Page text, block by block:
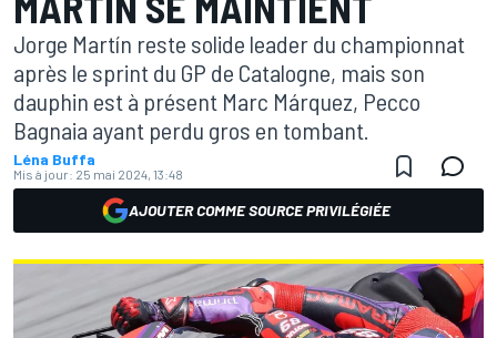
Jorge Martín reste solide leader du championnat
après le sprint du GP de Catalogne, mais son
dauphin est à présent Marc Márquez, Pecco
Bagnaia ayant perdu gros en tombant.
Léna Buffa
Mis à jour: 25 mai 2024, 13:48
AJOUTER COMME SOURCE PRIVILÉGIÉE